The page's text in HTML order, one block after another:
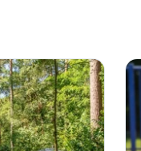
Mobilheime